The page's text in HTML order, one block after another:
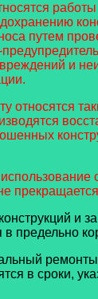
путем
и
относятся
и
предельно
в сроки,